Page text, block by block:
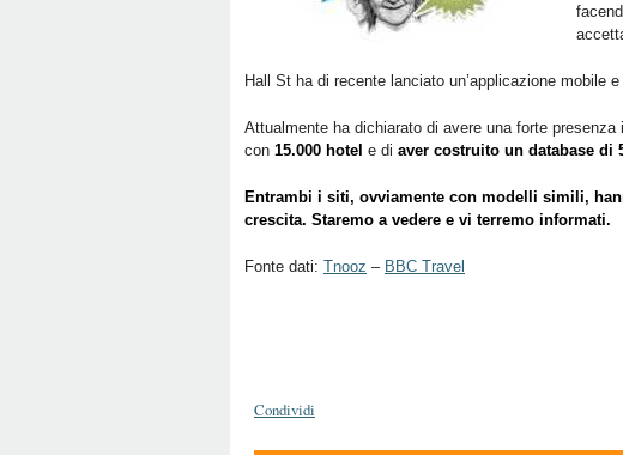
Hall St ha di recente lanciato un’applicazione mobile
Attualmente ha dichiarato di avere una forte
con 15.000 hotel e di aver costruito un database di
Entrambi i siti, ovviamente con modelli simili,
crescita. Staremo a vedere e vi terremo informati.
Fonte dati: Tnooz – BBC Travel
Condividi